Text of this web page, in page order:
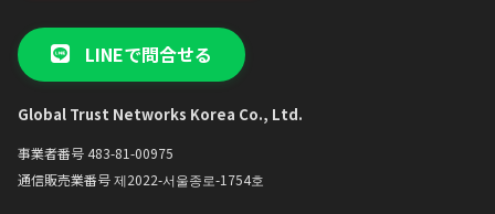
LINEで問合せる
Global Trust Networks Korea Co., Ltd.
事業者番号 483-81-00975
通信販売業番号 제2022-서울종로-1754호